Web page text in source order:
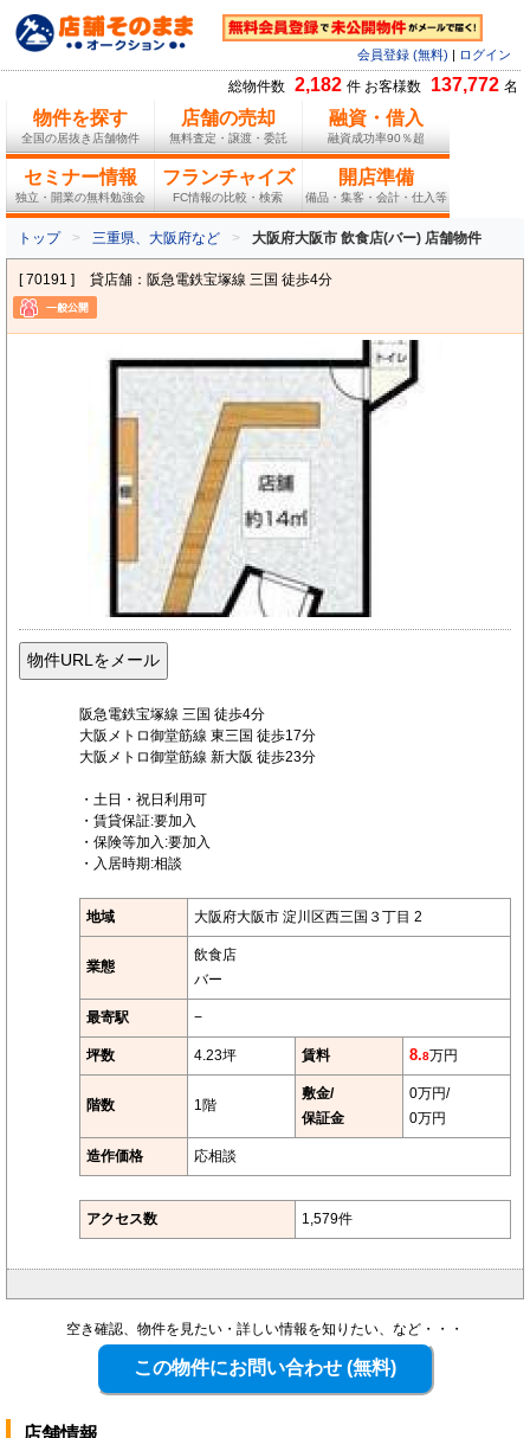
会員登録 (無料) ログイン
総物件数 2,182 件 お客様数 137,772 名
物件を探す
全国の居抜き店舗物件
店舗の売却
無料査定・譲渡・委託
融資・借入
融資成功率90％超
セミナー情報
独立・開業の無料勉強会
フランチャイズ
FC情報の比較・検索
開店準備
備品・集客・会計・仕入等
トップ 三重県、大阪府など 大阪府大阪市 飲食店(バー) 店舗物件
[ 70191 ] 貸店舗：阪急電鉄宝塚線 三国 徒歩4分
阪急電鉄宝塚線 三国 徒歩4分
大阪メトロ御堂筋線 東三国 徒歩17分
大阪メトロ御堂筋線 新大阪 徒歩23分
・土日・祝日利用可
・賃貸保証:要加入
・保険等加入:要加入
・入居時期:相談
地域 大阪府大阪市 淀川区西三国３丁目 2
業態
飲食店
バー
最寄駅 −
坪数 4.23坪 賃料 8.8万円
階数 1階
敷金/
保証金
0万円/
0万円
造作価格 応相談
アクセス数 1,579件
空き確認、物件を見たい・詳しい情報を知りたい、など・・・